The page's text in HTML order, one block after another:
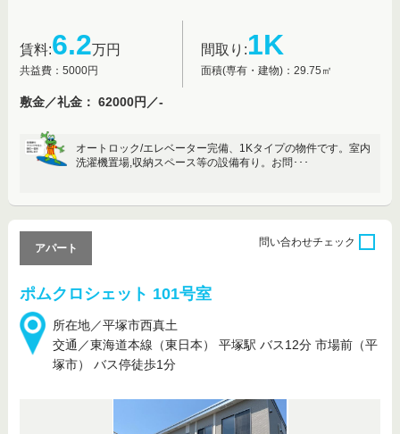
賃料:6.2万円
共益費：5000円
間取り:1K
面積(専有・建物)：29.75㎡
敷金／礼金： 62000円／-
オートロック/エレベーター完備、1Kタイプの物件です。室内
洗濯機置場,収納スペース等の設備有り。お問･･･
ポムクロシェット 101号室
所在地／平塚市西真土
交通／東海道本線（東日本） 平塚駅 バス12分 市場前（平
塚市） バス停徒歩1分
アパート
問い合わせチェック